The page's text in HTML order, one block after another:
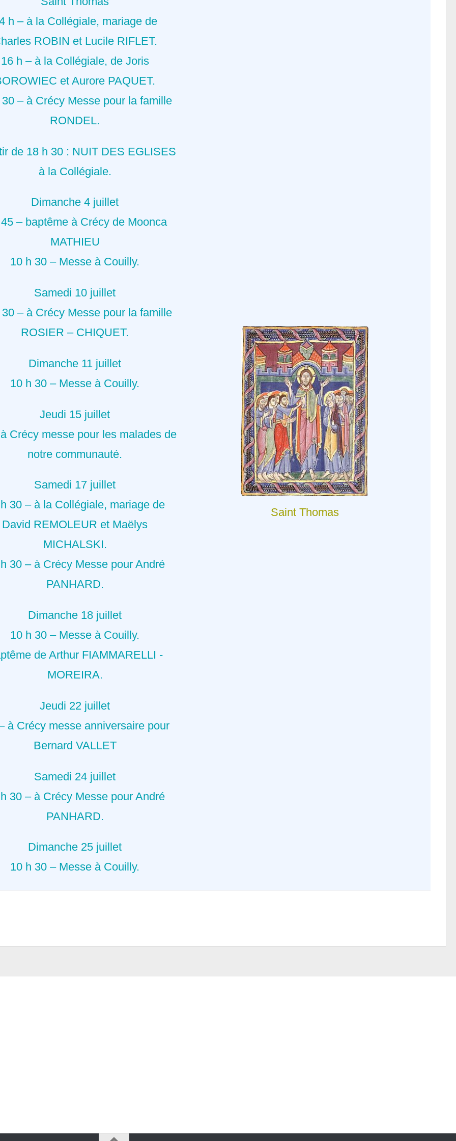
h – à la Collégiale, mariage de
ROBIN et Lucile RIFLET.
16 h – à la Collégiale, de Joris
et Aurore PAQUET.
– à Crécy Messe pour la famille
RONDEL.
de 18 h 30 : NUIT DES EGLISES
à la Collégiale.
Dimanche 4 juillet
– baptême à Crécy de Moonca
MATHIEU
10 h 30 – Messe à Couilly.
Samedi 10 juillet
– à Crécy Messe pour la famille
ROSIER – CHIQUET.
Dimanche 11 juillet
10 h 30 – Messe à Couilly.
Jeudi 15 juillet
Crécy messe pour les malades de
notre communauté.
Samedi 17 juillet
30 – à la Collégiale, mariage de
David REMOLEUR et Maëlys
MICHALSKI.
30 – à Crécy Messe pour André
PANHARD.
Dimanche 18 juillet
10 h 30 – Messe à Couilly.
de Arthur FIAMMARELLI -
MOREIRA.
Jeudi 22 juillet
à Crécy messe anniversaire pour
Bernard VALLET
Samedi 24 juillet
30 – à Crécy Messe pour André
PANHARD.
Dimanche 25 juillet
10 h 30 – Messe à Couilly.
Saint Thomas